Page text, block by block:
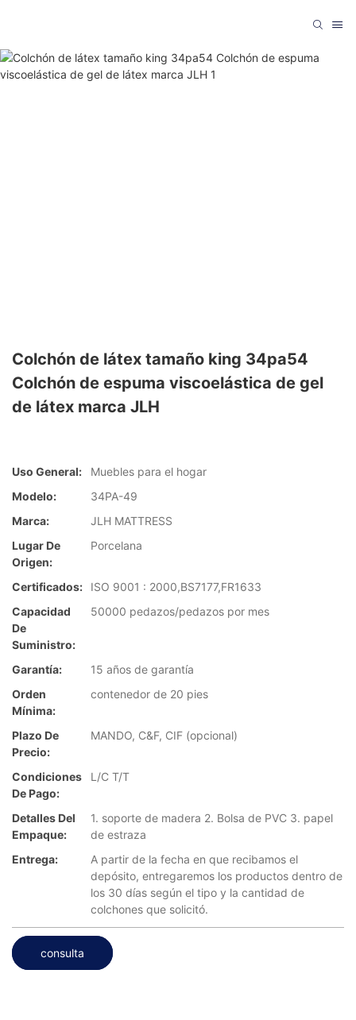
Colchón de látex tamaño king 34pa54
Colchón de espuma viscoelástica de gel
de látex marca JLH
Uso General:
Muebles para el hogar
Modelo:
34PA-49
Marca:
JLH MATTRESS
Lugar De
Origen:
Porcelana
Certificados:
ISO 9001 : 2000,BS7177,FR1633
Capacidad
De
Suministro:
50000 pedazos/pedazos por mes
Garantía:
15 años de garantía
Orden
Mínima:
contenedor de 20 pies
Plazo De
Precio:
MANDO, C&F, CIF (opcional)
Condiciones
De Pago:
L/C T/T
Detalles Del
Empaque:
1. soporte de madera 2. Bolsa de PVC 3. papel
de estraza
Entrega:
A partir de la fecha en que recibamos el
depósito, entregaremos los productos dentro de
los 30 días según el tipo y la cantidad de
colchones que solicitó.
consulta